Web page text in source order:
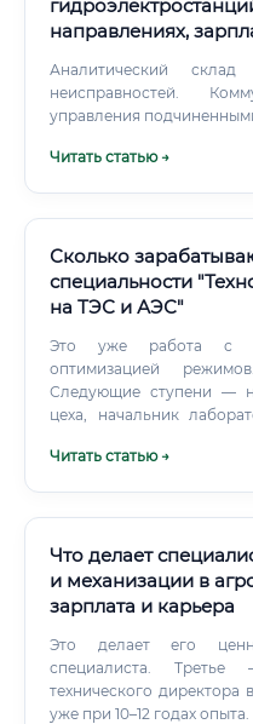
направлениях,
Аналитический
неисправностей.
управления
Читать статью →
Сколько
специальности
на ТЭС и АЭС"
Это уже работа с
оптимизацией
Следующие ступени —
цеха, начальник
Читать статью →
Что делает
и механизации в
зарплата и карьера
Это делает его
специалиста.
технического директора
уже при 10–12 годах опыта.